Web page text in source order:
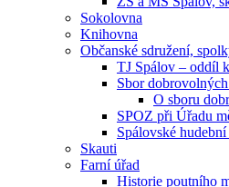
Sokolovna
Knihovna
Občanské sdružení,
TJ Spálov – oddíl
Sbor
O sboru
SPOZ při Úřadu
Spálovské
Skauti
Farní úřad
Historie poutního